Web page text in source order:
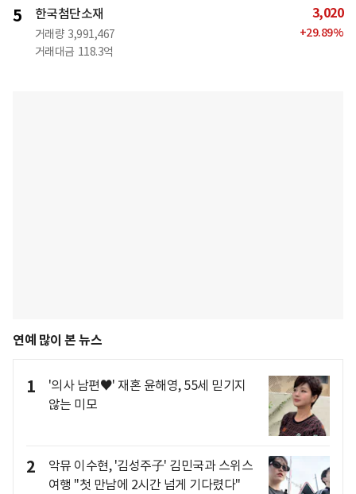
5 한국첨단소재
거래량 3,991,467
거래대금 118.3억
3,020
+29.89%
연예 많이 본 뉴스
1
'의사 남편♥' 재혼 윤해영, 55세 믿기지
않는 미모
2
악뮤 이수현, '김성주子' 김민국과 스위스
여행 "첫 만남에 2시간 넘게 기다렸다"